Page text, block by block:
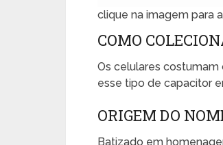
clique na imagem para
COMO
Os celulares
esse tipo de capacitor
ORIGEM DO
Batizado em